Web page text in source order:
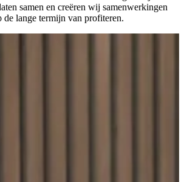
samen en creëren wij samenwerkingen
de lange termijn van profiteren.